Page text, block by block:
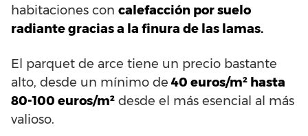
habitaciones con calefacción por suelo
radiante gracias a la finura de las lamas.
El parquet de arce tiene un precio bastante
alto, desde un mínimo de 40 euros/m² hasta
80-100 euros/m² desde el más esencial al más
valioso.